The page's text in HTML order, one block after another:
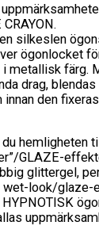
silkeslen
ögonlocket
metallisk färg.
drag,
den
du hemligheten
GLAZE-
glittergel,
wet-look/glaze-